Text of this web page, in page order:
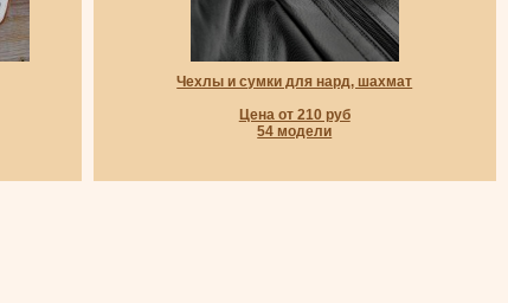
Чехлы и сумки для нард, шахмат
Цена от 210 руб
54 модели